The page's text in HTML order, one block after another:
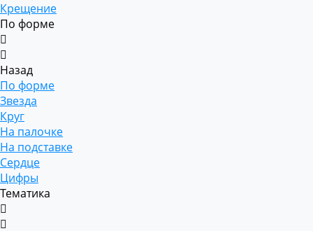
Крещение
По форме
Назад
По форме
Звезда
Круг
На палочке
На подставке
Сердце
Цифры
Тематика